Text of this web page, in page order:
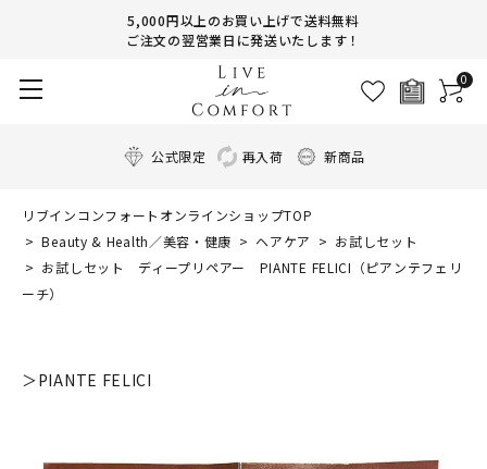
5,000円以上のお買い上げで送料無料
ご注文の翌営業日に発送いたします！
0
公式限定 再入荷 新商品
リブインコンフォートオンラインショップTOP
Beauty & Health／美容・健康
ヘアケア
お試しセット
お試しセット ディープリペアー PIANTE FELICI（ピアンテフェリ
ーチ）
＞PIANTE FELICI